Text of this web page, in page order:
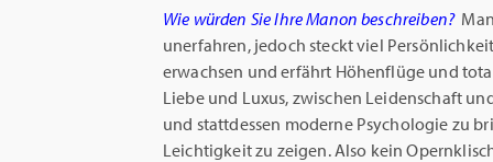
Wie würden Sie Ihre Manon beschreiben?
unerfahren, jedoch steckt viel
erwachsen und erfährt Höhenflüge und
Liebe und Luxus, zwischen Leidenschaft
und stattdessen moderne Psychologie zu
Leichtigkeit zu zeigen. Also kein